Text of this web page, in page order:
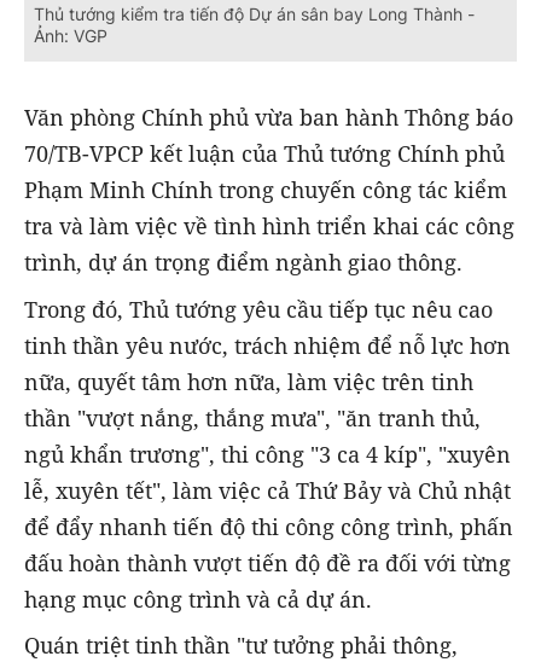
Thủ tướng kiểm tra tiến độ Dự án sân bay Long Thành -
Ảnh: VGP
Văn phòng Chính phủ vừa ban hành Thông báo
70/TB-VPCP kết luận của Thủ tướng Chính phủ
Phạm Minh Chính trong chuyến công tác kiểm
tra và làm việc về tình hình triển khai các công
trình, dự án trọng điểm ngành giao thông.
Trong đó, Thủ tướng yêu cầu tiếp tục nêu cao
tinh thần yêu nước, trách nhiệm để nỗ lực hơn
nữa, quyết tâm hơn nữa, làm việc trên tinh
thần "vượt nắng, thắng mưa", "ăn tranh thủ,
ngủ khẩn trương", thi công "3 ca 4 kíp", "xuyên
lễ, xuyên tết", làm việc cả Thứ Bảy và Chủ nhật
để đẩy nhanh tiến độ thi công công trình, phấn
đấu hoàn thành vượt tiến độ đề ra đối với từng
hạng mục công trình và cả dự án.
Quán triệt tinh thần "tư tưởng phải thông,